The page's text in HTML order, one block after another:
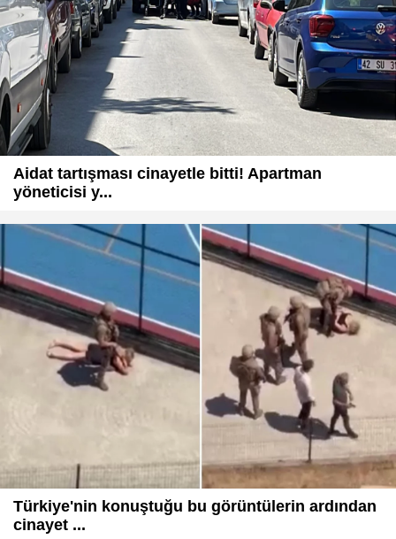
Aidat tartışması cinayetle bitti! Apartman
yöneticisi y...
Türkiye'nin konuştuğu bu görüntülerin ardından
cinayet ...